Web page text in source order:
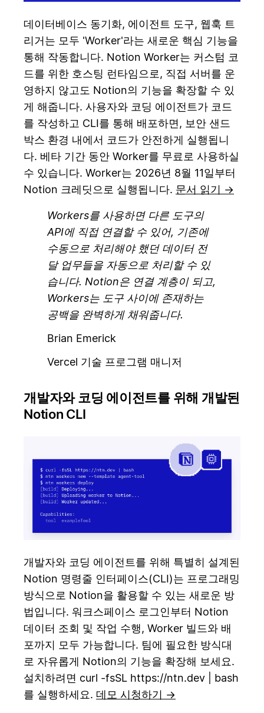
데이터베이스 동기화, 에이전트 도구, 웹훅 트
리거는 모두 'Worker'라는 새로운 핵심 기능을
통해 작동합니다. Notion Worker는 커스텀 코
드를 위한 호스팅 런타임으로, 직접 서버를 운
영하지 않고도 Notion의 기능을 확장할 수 있
게 해줍니다. 사용자와 코딩 에이전트가 코드
를 작성하고 CLI를 통해 배포하면, 보안 샌드
박스 환경 내에서 코드가 안전하게 실행됩니
다. 베타 기간 동안 Worker를 무료로 사용하실
수 있습니다. Worker는 2026년 8월 11일부터
Notion 크레딧으로 실행됩니다. 문서 읽기 →
Workers를 사용하면 다른 도구의
API에 직접 연결할 수 있어, 기존에
수동으로 처리해야 했던 데이터 전
달 업무들을 자동으로 처리할 수 있
습니다. Notion은 연결 계층이 되고,
Workers는 도구 사이에 존재하는
공백을 완벽하게 채워줍니다.
Brian Emerick
Vercel 기술 프로그램 매니저
개발자와 코딩 에이전트를 위해 개발된
Notion CLI
개발자와 코딩 에이전트를 위해 특별히 설계된
Notion 명령줄 인터페이스(CLI)는 프로그래밍
방식으로 Notion을 활용할 수 있는 새로운 방
법입니다. 워크스페이스 로그인부터 Notion
데이터 조회 및 작업 수행, Worker 빌드와 배
포까지 모두 가능합니다. 팀에 필요한 방식대
로 자유롭게 Notion의 기능을 확장해 보세요.
설치하려면 curl -fsSL https://ntn.dev | bash
를 실행하세요. 데모 시청하기 →